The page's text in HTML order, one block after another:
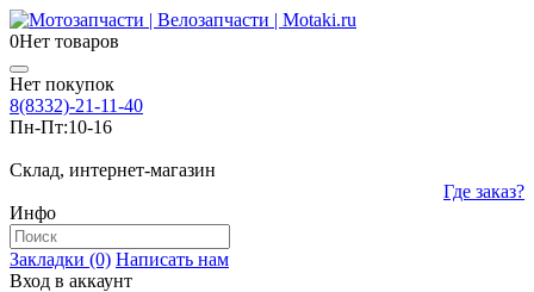
0Нет товаров
Нет покупок
8(8332)-21-11-40
Пн-Пт:10-16
Склад, интернет-магазин
Где заказ?
Инфо
Закладки (0) Написать нам
Вход в аккаунт